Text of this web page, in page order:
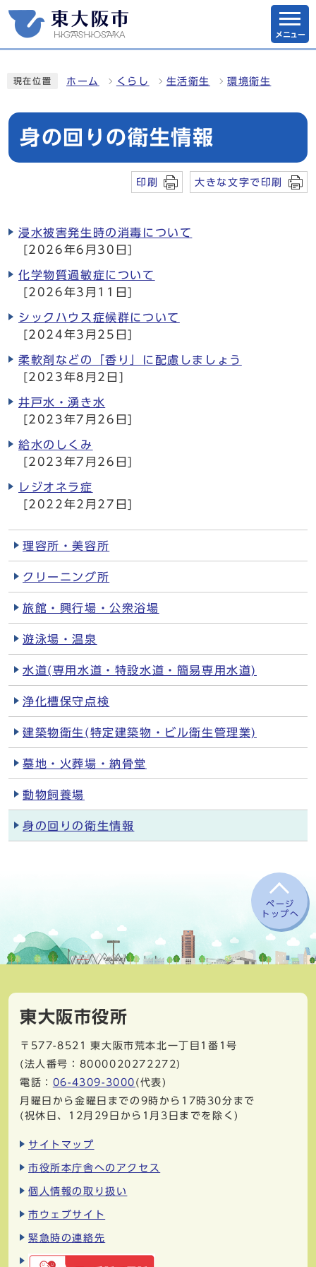
メニュー
現在位置 ホーム くらし 生活衛生 環境衛生
身の回りの衛生情報
印刷 大きな文字で印刷
浸水被害発生時の消毒について
[2026年6月30日]
化学物質過敏症について
[2026年3月11日]
シックハウス症候群について
[2024年3月25日]
柔軟剤などの「香り」に配慮しましょう
[2023年8月2日]
井戸水・湧き水
[2023年7月26日]
給水のしくみ
[2023年7月26日]
レジオネラ症
[2022年2月27日]
理容所・美容所
クリーニング所
旅館・興行場・公衆浴場
遊泳場・温泉
水道(専用水道・特設水道・簡易専用水道)
浄化槽保守点検
建築物衛生(特定建築物・ビル衛生管理業)
墓地・火葬場・納骨堂
動物飼養場
身の回りの衛生情報
ページ
トップへ
東大阪市役所
〒577-8521
東大阪市荒本北一丁目1番1号
(法人番号：8000020272272)
電話： 06-4309-3000 (代表)
月曜日から金曜日までの9時から17時30分まで
(祝休日、12月29日から1月3日までを除く)
サイトマップ
市役所本庁舎へのアクセス
個人情報の取り扱い
市ウェブサイト
緊急時の連絡先